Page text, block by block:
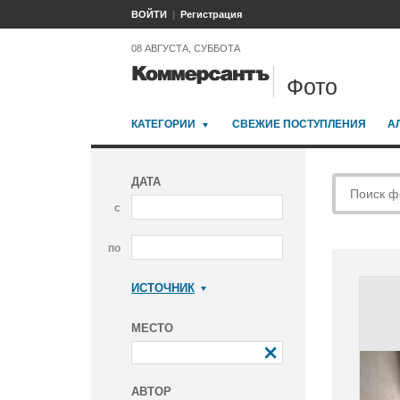
ВОЙТИ Регистрация
08 АВГУСТА, СУББОТА
Фото
КАТЕГОРИИ СВЕЖИЕ ПОСТУПЛЕНИЯ
ДАТА
с
по
ИСТОЧНИК
МЕСТО
АВТОР